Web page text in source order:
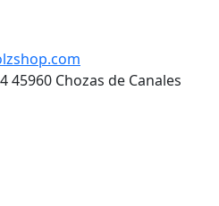
45960 Chozas de Canales